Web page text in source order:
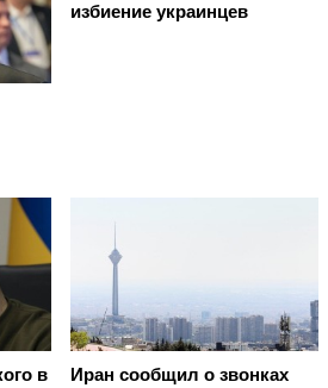
избиение украинцев
в
Иран сообщил о звонках